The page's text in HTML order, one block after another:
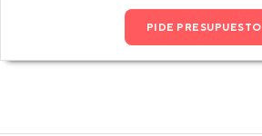
PIDE PRESUPUESTO